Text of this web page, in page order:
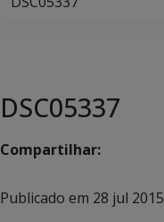
DSC05337
Compartilhar:
Publicado em 28 jul 2015